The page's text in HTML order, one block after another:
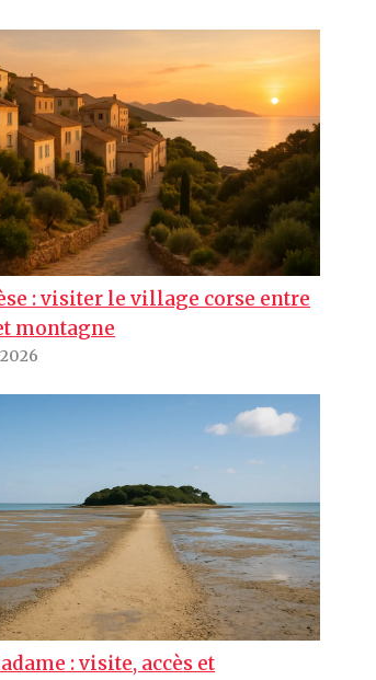
: visiter le village corse entre
montagne
: visite, accès et